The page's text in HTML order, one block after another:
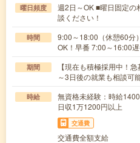
曜日頻度
週2日～OK ■曜日固定の
談ください！
時間
9:00～18:00（休憩60分
OK！早番 7:00～16:00
期間
【現在も積極採用中！
～3日後の就業も相談可
時給
無資格未経験：時給
日収1万1200円以上
交通費
交通費全額支給